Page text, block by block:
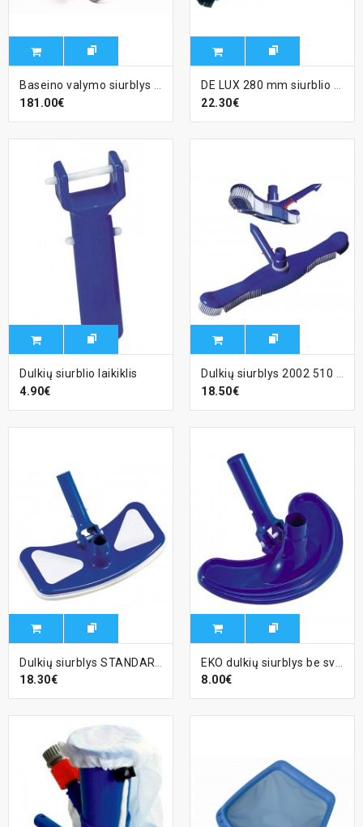
Baseino valymo siurblys Voltera 35
181.00€
DE LUX 280 mm siurblio šepetys su šoniniais šepetėliais, 32/38 mm jungtis
22.30€
Dulkių siurblio laikiklis
4.90€
Dulkių siurblys 2002 510 mm, sujungimas 32/38 mm
18.50€
18.30€
8.00€